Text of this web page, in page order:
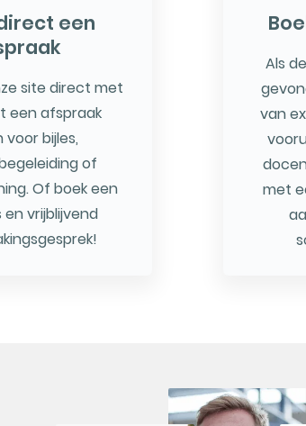
een
site direct met
een afspraak
voor bijles,
of
Of boek een
en vrijblijvend
Als
van
met